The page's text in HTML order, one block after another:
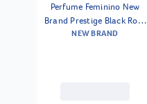
Perfume Feminino New
Brand Prestige Black Rose
For Women Eau De Parfum
NEW BRAND